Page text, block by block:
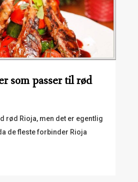
som passer til rød
rød Rioja, men det er egentlig
de fleste forbinder Rioja